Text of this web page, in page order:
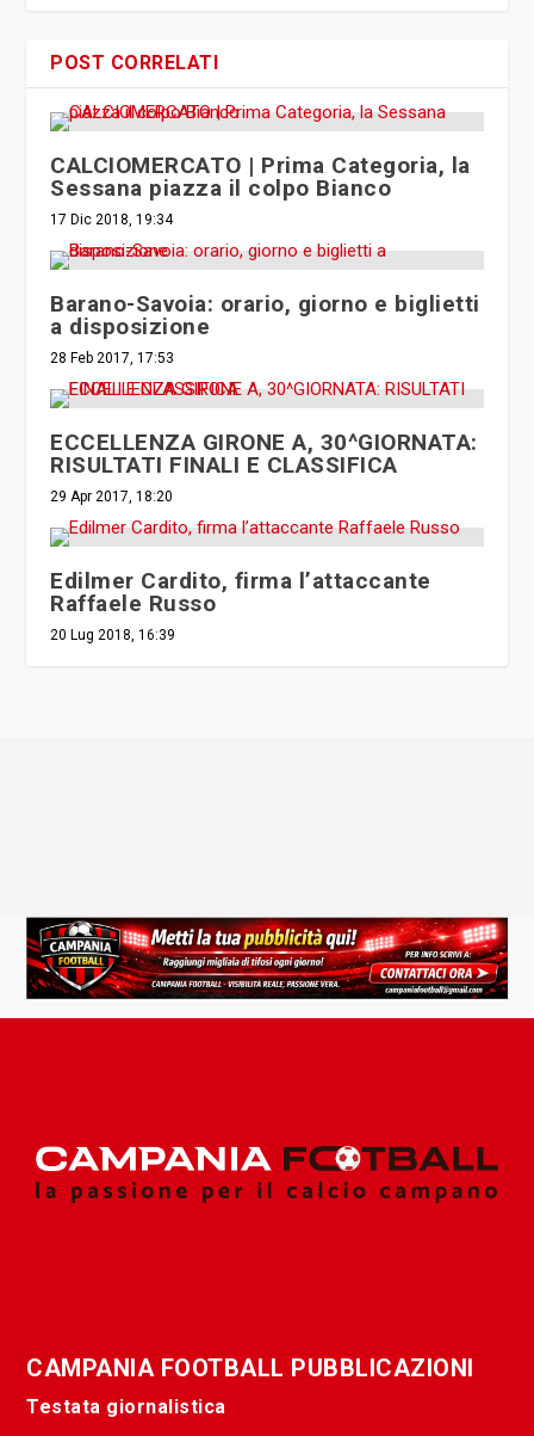
POST CORRELATI
CALCIOMERCATO | Prima Categoria, la
Sessana piazza il colpo Bianco
17 Dic 2018, 19:34
Barano-Savoia: orario, giorno e biglietti
a disposizione
28 Feb 2017, 17:53
ECCELLENZA GIRONE A, 30^GIORNATA:
RISULTATI FINALI E CLASSIFICA
29 Apr 2017, 18:20
Edilmer Cardito, firma l’attaccante
Raffaele Russo
20 Lug 2018, 16:39
CAMPANIA FOOTBALL PUBBLICAZIONI
Testata giornalistica